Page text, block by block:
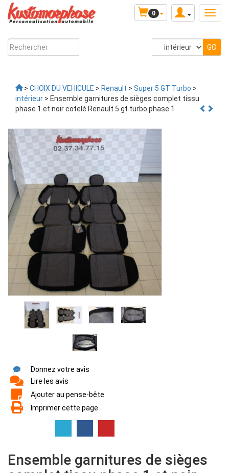
0
> CHOIX DU VEHICULE > Renault > Super 5 GT Turbo >
intérieur > Ensemble garnitures de sièges complet tissu
phase 1 et noir cotelé Renault 5 gt turbo phase 1
Donnez votre avis
Lire les avis
Ajouter au pense-bête
Imprimer cette page
Ensemble garnitures de sièges